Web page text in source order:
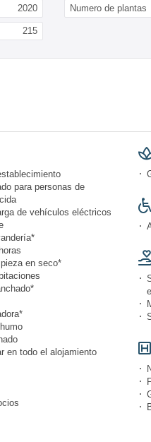
2020 Numero de plantas
215
para personas de
de vehículos eléctricos
en seco*
en todo el alojamiento